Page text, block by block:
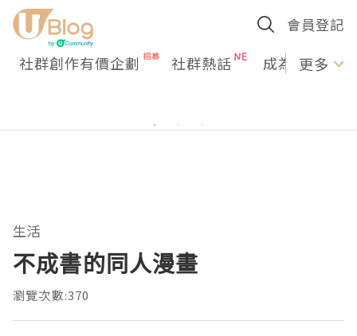
會員登記
社群創作有價企劃 社群熱話 成為U更多
生活
不成書的同人漫畫
瀏覽次數:370